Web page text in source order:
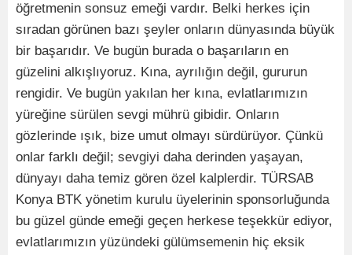
öğretmenin sonsuz emeği vardır. Belki herkes için
sıradan görünen bazı şeyler onların dünyasında büyük
bir başarıdır. Ve bugün burada o başarıların en
güzelini alkışlıyoruz. Kına, ayrılığın değil, gururun
rengidir. Ve bugün yakılan her kına, evlatlarımızın
yüreğine sürülen sevgi mührü gibidir. Onların
gözlerinde ışık, bize umut olmayı sürdürüyor. Çünkü
onlar farklı değil; sevgiyi daha derinden yaşayan,
dünyayı daha temiz gören özel kalplerdir. TÜRSAB
Konya BTK yönetim kurulu üyelerinin sponsorluğunda
bu güzel günde emeği geçen herkese teşekkür ediyor,
evlatlarımızın yüzündeki gülümsemenin hiç eksik